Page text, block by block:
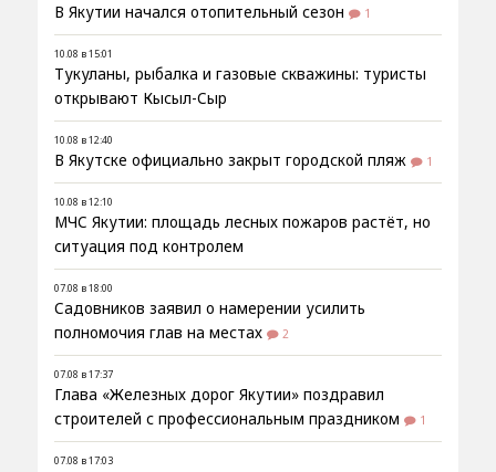
В Якутии начался отопительный сезон 1
10.08 в 15:01
Тукуланы, рыбалка и газовые скважины: туристы
открывают Кысыл-Сыр
10.08 в 12:40
В Якутске официально закрыт городской пляж 1
10.08 в 12:10
МЧС Якутии: площадь лесных пожаров растёт, но
ситуация под контролем
07.08 в 18:00
Садовников заявил о намерении усилить
полномочия глав на местах
2
07.08 в 17:37
Глава «Железных дорог Якутии» поздравил
строителей с профессиональным праздником
1
07.08 в 17:03